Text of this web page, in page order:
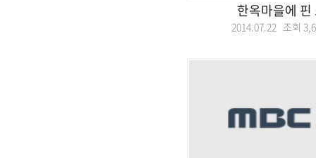
한옥마을에 핀
2014.07.22 조회